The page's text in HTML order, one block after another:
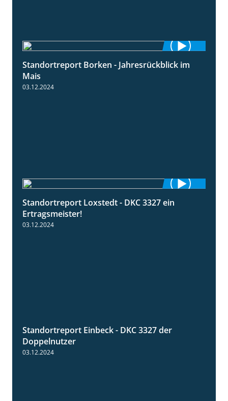
4:26
Standortreport Borken - Jahresrückblick im
Mais
03.12.2024
1:14
Standortreport Loxstedt - DKC 3327 ein
Ertragsmeister!
03.12.2024
Standortreport Einbeck - DKC 3327 der
Doppelnutzer
03.12.2024